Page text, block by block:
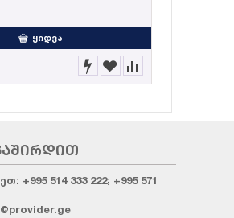
ᲧᲘᲓᲕᲐ
+995 514 333 222; +995 571